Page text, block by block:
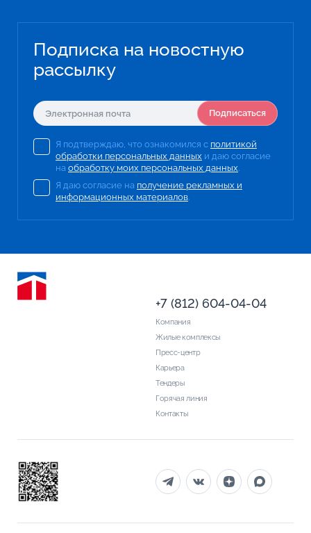
Подписка на новостную
рассылку
Подписаться
Я подтверждаю, что ознакомился с политикой
обработки персональных данных и даю согласие
на обработку моих персональных данных.
Я даю согласие на получение рекламных и
информационных материалов.
Компания
Жилые комплексы
Пресс-центр
Карьера
Тендеры
Горячая линия
Контакты
+7 (812) 604-04-04